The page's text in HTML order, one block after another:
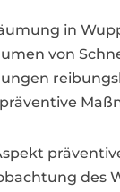
in
von
des